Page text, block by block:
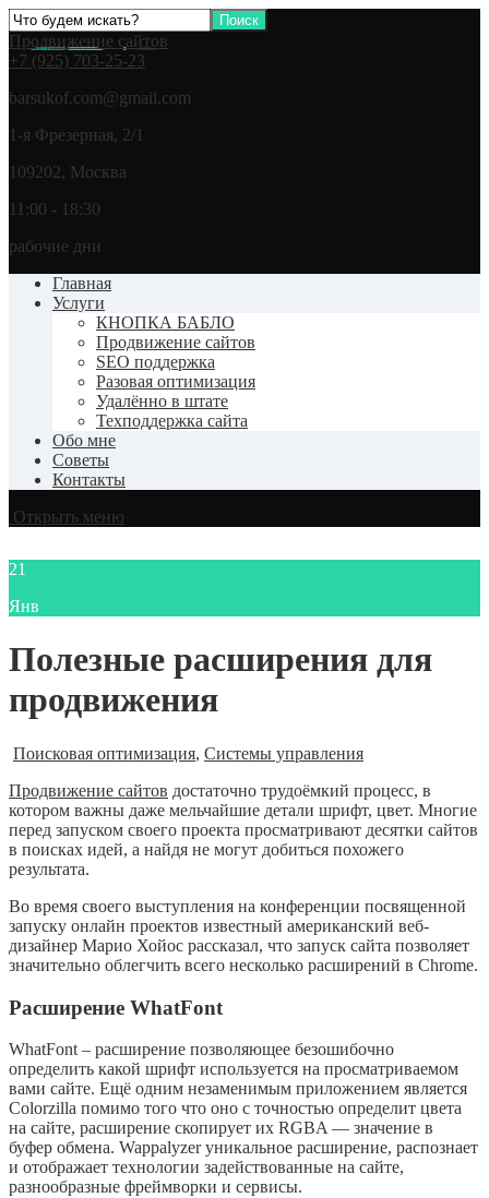
Продвижение сайтов
+7 (925) 703-25-23
barsukof.com@gmail.com
1-я Фрезерная, 2/1
109202, Москва
11:00 - 18:30
рабочие дни
Главная
Услуги
КНОПКА БАБЛО
Продвижение сайтов
SEO поддержка
Разовая оптимизация
Удалённо в штате
Техподдержка сайта
Обо мне
Советы
Контакты
Открыть меню
21
Янв
Полезные расширения для
продвижения
Поисковая оптимизация, Системы управления
Продвижение сайтов достаточно трудоёмкий процесс, в
котором важны даже мельчайшие детали шрифт, цвет. Многие
перед запуском своего проекта просматривают десятки сайтов
в поисках идей, а найдя не могут добиться похожего
результата.
Во время своего выступления на конференции посвященной
запуску онлайн проектов известный американский веб-
дизайнер Марио Хойос рассказал, что запуск сайта позволяет
значительно облегчить всего несколько расширений в Chrome.
Расширение WhatFont
WhatFont – расширение позволяющее безошибочно
определить какой шрифт используется на просматриваемом
вами сайте. Ещё одним незаменимым приложением является
Colorzilla помимо того что оно с точностью определит цвета
на сайте, расширение скопирует их RGBA — значение в
буфер обмена. Wappalyzer уникальное расширение, распознает
и отображает технологии задействованные на сайте,
разнообразные фреймворки и сервисы.